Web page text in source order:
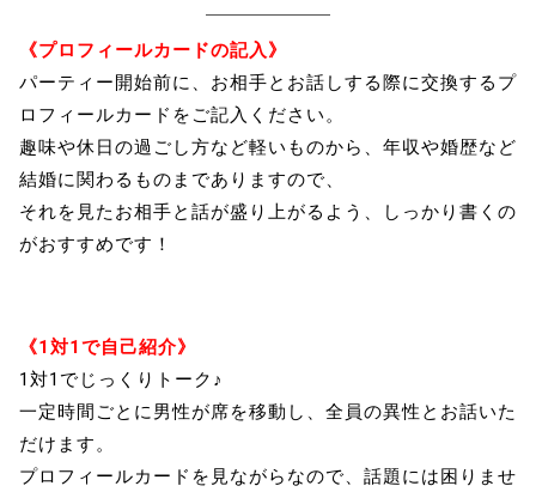
《プロフィールカードの記入》
パーティー開始前に、お相手とお話しする際に交換するプ
ロフィールカードをご記入ください。
趣味や休日の過ごし方など軽いものから、年収や婚歴など
結婚に関わるものまでありますので、
それを見たお相手と話が盛り上がるよう、しっかり書くの
がおすすめです！
《1対1で自己紹介》
1対1でじっくりトーク♪
一定時間ごとに男性が席を移動し、全員の異性とお話いた
だけます。
プロフィールカードを見ながらなので、話題には困りませ